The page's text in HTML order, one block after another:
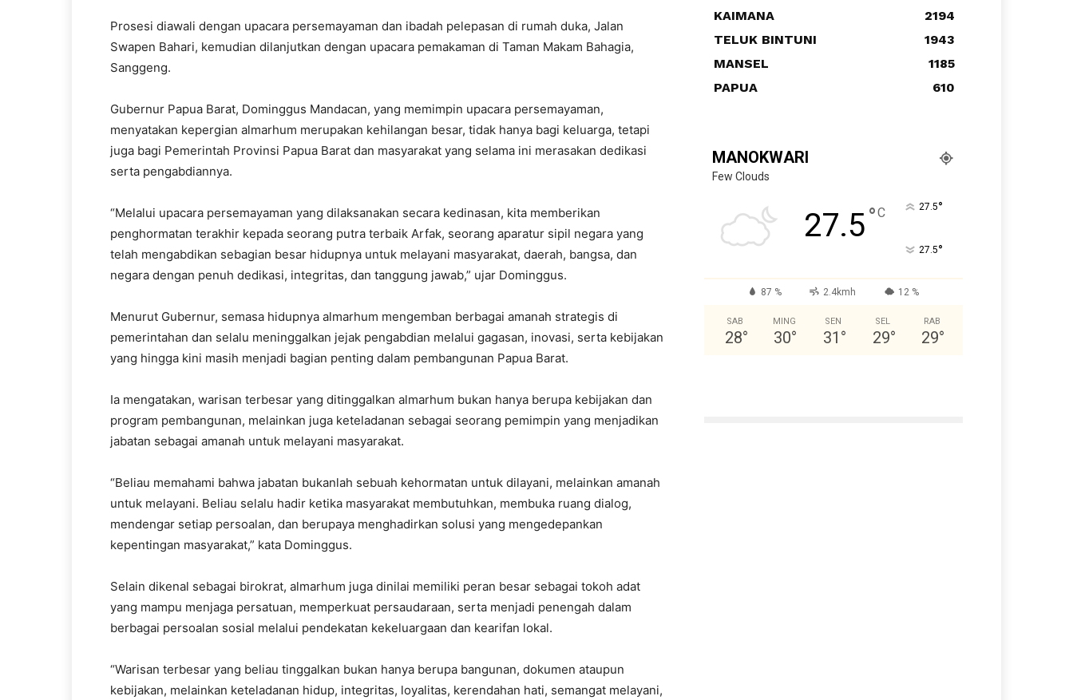
Prosesi diawali dengan upacara persemayaman dan ibadah pelepasan di rumah duka, Jalan
Swapen Bahari, kemudian dilanjutkan dengan upacara pemakaman di Taman Makam Bahagia,
Sanggeng.
Gubernur Papua Barat, Dominggus Mandacan, yang memimpin upacara persemayaman,
menyatakan kepergian almarhum merupakan kehilangan besar, tidak hanya bagi keluarga, tetapi
juga bagi Pemerintah Provinsi Papua Barat dan masyarakat yang selama ini merasakan dedikasi
serta pengabdiannya.
“Melalui upacara persemayaman yang dilaksanakan secara kedinasan, kita memberikan
penghormatan terakhir kepada seorang putra terbaik Arfak, seorang aparatur sipil negara yang
telah mengabdikan sebagian besar hidupnya untuk melayani masyarakat, daerah, bangsa, dan
negara dengan penuh dedikasi, integritas, dan tanggung jawab,” ujar Dominggus.
Menurut Gubernur, semasa hidupnya almarhum mengemban berbagai amanah strategis di
pemerintahan dan selalu meninggalkan jejak pengabdian melalui gagasan, inovasi, serta kebijakan
yang hingga kini masih menjadi bagian penting dalam pembangunan Papua Barat.
Ia mengatakan, warisan terbesar yang ditinggalkan almarhum bukan hanya berupa kebijakan dan
program pembangunan, melainkan juga keteladanan sebagai seorang pemimpin yang menjadikan
jabatan sebagai amanah untuk melayani masyarakat.
“Beliau memahami bahwa jabatan bukanlah sebuah kehormatan untuk dilayani, melainkan amanah
untuk melayani. Beliau selalu hadir ketika masyarakat membutuhkan, membuka ruang dialog,
mendengar setiap persoalan, dan berupaya menghadirkan solusi yang mengedepankan
kepentingan masyarakat,” kata Dominggus.
Selain dikenal sebagai birokrat, almarhum juga dinilai memiliki peran besar sebagai tokoh adat
yang mampu menjaga persatuan, memperkuat persaudaraan, serta menjadi penengah dalam
berbagai persoalan sosial melalui pendekatan kekeluargaan dan kearifan lokal.
“Warisan terbesar yang beliau tinggalkan bukan hanya berupa bangunan, dokumen ataupun
kebijakan, melainkan keteladanan hidup, integritas, loyalitas, kerendahan hati, semangat melayani,
KAIMANA
2194
TELUK BINTUNI
1943
MANSEL
1185
PAPUA
610
MANOKWARI
Few Clouds
27.5°C 27.5°
27.5°
87 % 2.4kmh 12 %
SAB
28°
MING
30°
SEN
31 °
SEL
29°
RAB
29°